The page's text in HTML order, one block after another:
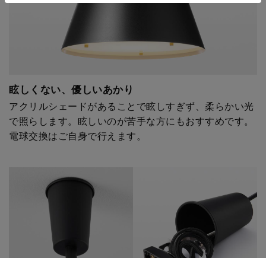
眩しくない、優しいあかり
アクリルシェードがあることで眩しすぎず、柔らかい光
で照らします。眩しいのが苦手な方にもおすすめです。
電球交換はご自身で行えます。